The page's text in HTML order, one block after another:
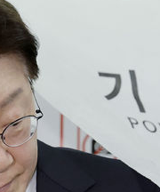
내린 6296.38 마감
원 마감
로켓 달 충돌 흔적 포착
승부차기 끝 과달라하라 격파
지나며 폭염 잠시 꺾인다"
공…"공산주의가 최대 위협"
호르무즈 통제권' 수용할까
안해…안정 전력 위해 불가피"